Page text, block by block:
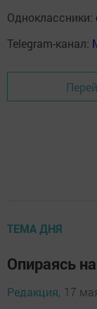
Одноклассники:
Telegram-канал:
ТЕМА ДНЯ
Опираясь
Редакция, 17